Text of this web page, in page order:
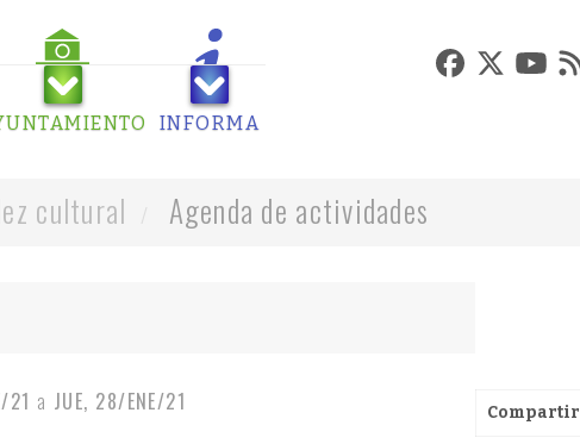
INFORMA
cultural Agenda de actividades
21 a JUE, 28/ENE/21 Compartir